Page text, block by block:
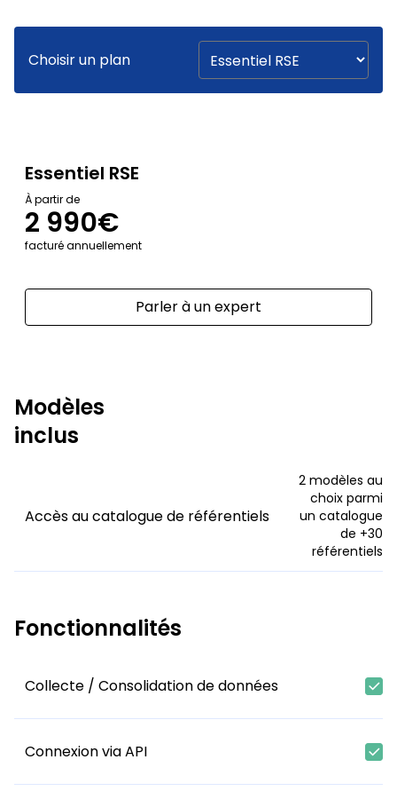
Choisir un plan
Essentiel RSE
À partir de
2 990€
facturé annuellement
Parler à un expert
Modèles
inclus
Accès au catalogue de référentiels
2 modèles au
choix parmi
un catalogue
de +30
référentiels
Fonctionnalités
Collecte / Consolidation de données
Connexion via API